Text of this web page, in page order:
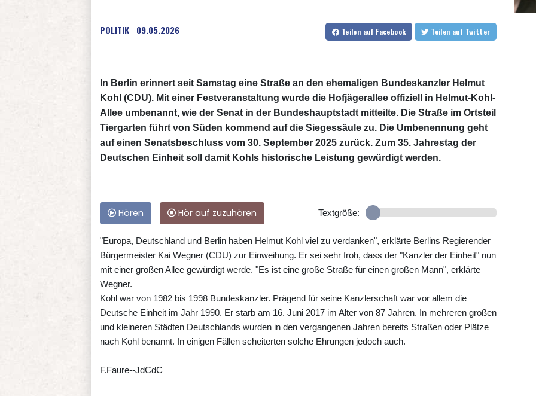
POLITIK 09.05.2026 Teilen auf Facebook Teilen auf Twitter
In Berlin erinnert seit Samstag eine Straße an den ehemaligen Bundeskanzler Helmut
Kohl (CDU). Mit einer Festveranstaltung wurde die Hofjägerallee offiziell in Helmut-Kohl-
Allee umbenannt, wie der Senat in der Bundeshauptstadt mitteilte. Die Straße im Ortsteil
Tiergarten führt von Süden kommend auf die Siegessäule zu. Die Umbenennung geht
auf einen Senatsbeschluss vom 30. September 2025 zurück. Zum 35. Jahrestag der
Deutschen Einheit soll damit Kohls historische Leistung gewürdigt werden.
Hören Hör auf zuzuhören Textgröße:
"Europa, Deutschland und Berlin haben Helmut Kohl viel zu verdanken", erklärte Berlins Regierender
Bürgermeister Kai Wegner (CDU) zur Einweihung. Er sei sehr froh, dass der "Kanzler der Einheit" nun
mit einer großen Allee gewürdigt werde. "Es ist eine große Straße für einen großen Mann", erklärte
Wegner.
Kohl war von 1982 bis 1998 Bundeskanzler. Prägend für seine Kanzlerschaft war vor allem die
Deutsche Einheit im Jahr 1990. Er starb am 16. Juni 2017 im Alter von 87 Jahren. In mehreren großen
und kleineren Städten Deutschlands wurden in den vergangenen Jahren bereits Straßen oder Plätze
nach Kohl benannt. In einigen Fällen scheiterten solche Ehrungen jedoch auch.
F.Faure--JdCdC